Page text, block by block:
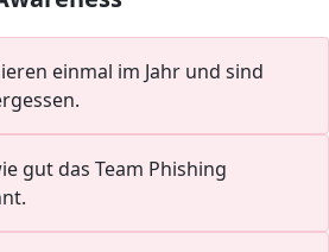
einmal im Jahr und sind
gut das Team Phishing